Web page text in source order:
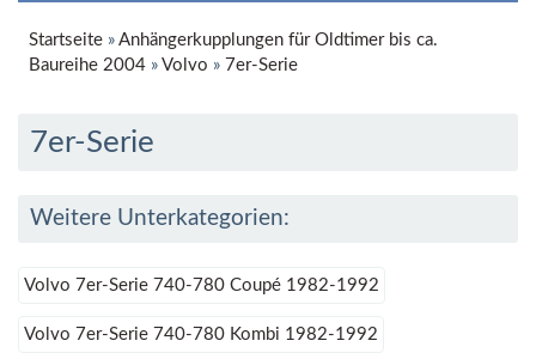
Startseite » Anhängerkupplungen für Oldtimer bis ca.
Baureihe 2004 » Volvo » 7er-Serie
7er-Serie
Weitere Unterkategorien:
Volvo 7er-Serie 740-780 Coupé 1982-1992
Volvo 7er-Serie 740-780 Kombi 1982-1992